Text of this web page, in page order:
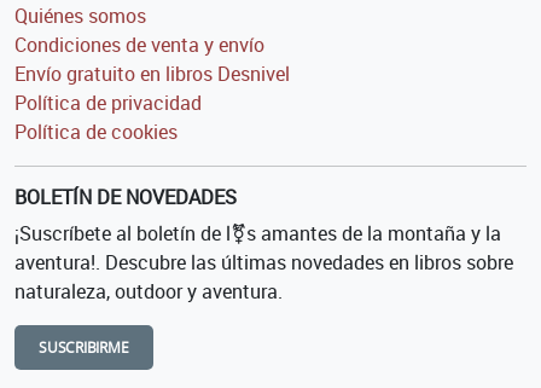
Quiénes somos
Condiciones de venta y envío
Envío gratuito en libros Desnivel
Política de privacidad
Política de cookies
BOLETÍN DE NOVEDADES
¡Suscríbete al boletín de l⚧s amantes de la montaña y la
aventura!. Descubre las últimas novedades en libros sobre
naturaleza, outdoor y aventura.
SUSCRIBIRME